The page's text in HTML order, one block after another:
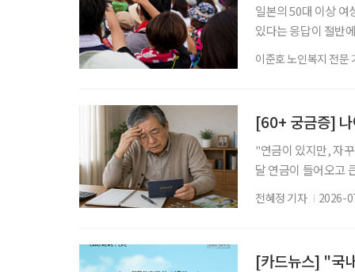
일본의 50대 이상 여
있다는 응답이 절반
스마트폰 사용 능
사례도 확인됐다.
이준호 노인복지 전문
[60+ 궁금증] 나
"연금이 있지만, 자
달 연금이 들어오고
고, 자녀에게 혹시
불안은 단순히 돈
전혜정 기자 2026-
[카드뉴스] "국